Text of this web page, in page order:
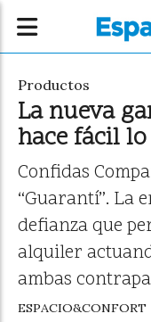
La nueva
hace fácil
Confidas
“Guarantí”. La
defianza que
alquiler
ambas
Productos
ESPACIO&CONFORT